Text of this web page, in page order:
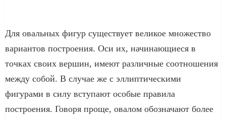
Для овальных фигур существует великое множество
вариантов построения. Оси их, начинающиеся в
точках своих вершин, имеют различные соотношения
между собой. В случае же с эллиптическими
фигурами в силу вступают особые правила
построения. Говоря проще, овалом обозначают более